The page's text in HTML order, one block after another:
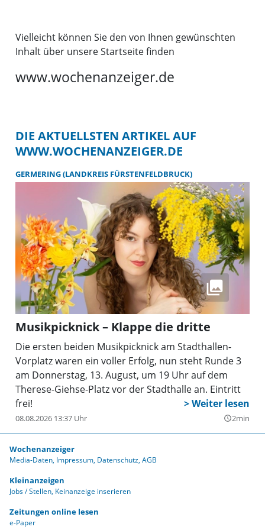
Vielleicht können Sie den von Ihnen gewünschten
Inhalt über unsere Startseite finden
www.wochenanzeiger.de
DIE AKTUELLSTEN ARTIKEL AUF
WWW.WOCHENANZEIGER.DE
GERMERING (LANDKREIS FÜRSTENFELDBRUCK)
Musikpicknick – Klappe die dritte
Die ersten beiden Musikpicknick am Stadthallen-
Vorplatz waren ein voller Erfolg, nun steht Runde 3
am Donnerstag, 13. August, um 19 Uhr auf dem
Therese-Giehse-Platz vor der Stadthalle an. Eintritt
frei!
08.08.2026 13:37 Uhr query_builder2min
Wochenanzeiger
Media-Daten Impressum Datenschutz AGB
Kleinanzeigen
Jobs / Stellen Keinanzeige inserieren
Zeitungen online lesen
e-Paper